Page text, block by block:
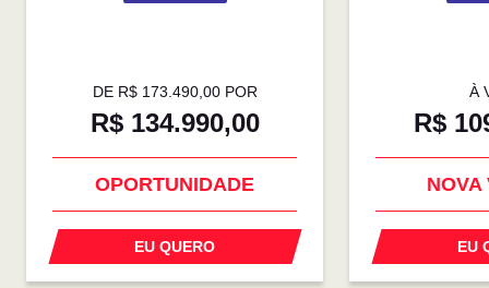
DE R$ 173.490,00 POR
R$ 134.990,00
OPORTUNIDADE
EU QUERO
À
R$
NOVA
EU